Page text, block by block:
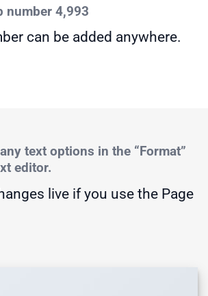
number 5,000
can be added anywhere.
text options in the “Format”
editor.
live if you use the Page